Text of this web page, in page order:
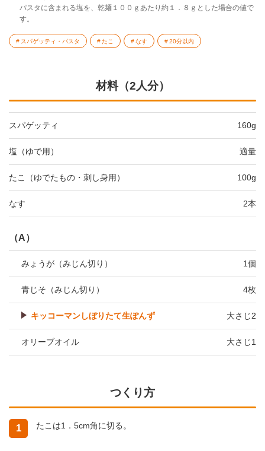
パスタに含まれる塩を、乾麺１００ｇあたり約１．８ｇとした場合の値で
す。
スパゲッティ・パスタ たこ なす 20分以内
材料（2人分）
スパゲッティ 160g
塩（ゆで用） 適量
たこ（ゆでたもの・刺し身用） 100g
なす 2本
（A）
みょうが（みじん切り） 1個
青じそ（みじん切り） 4枚
キッコーマンしぼりたて生ぽんず 大さじ2
オリーブオイル 大さじ1
つくり方
1 たこは1．5cm角に切る。